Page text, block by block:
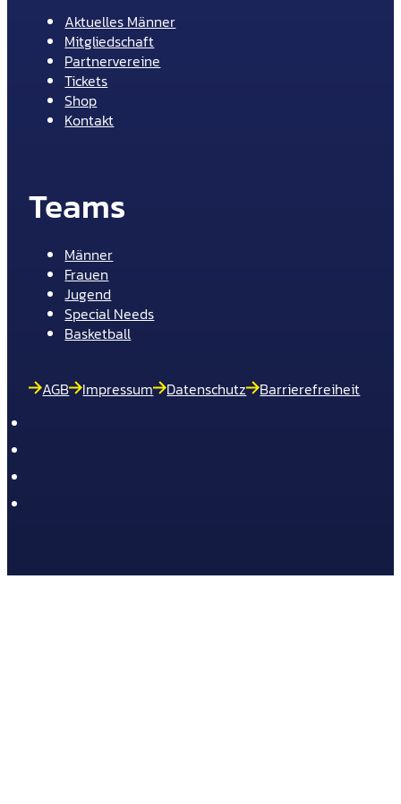
Aktuelles Männer
Mitgliedschaft
Partnervereine
Tickets
Shop
Kontakt
Teams
Männer
Frauen
Jugend
Special Needs
Basketball
AGB Impressum Datenschutz Barrierefreiheit